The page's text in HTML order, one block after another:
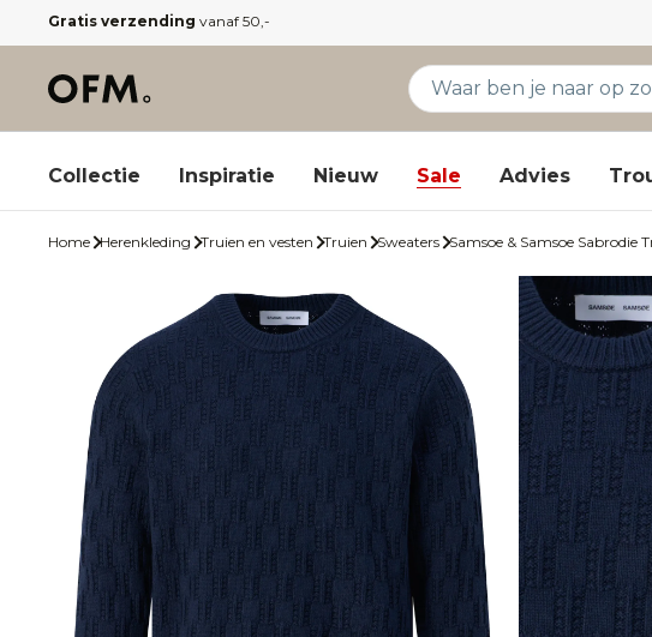
Gratis verzending vanaf 50,-
Collectie Inspiratie Nieuw Sale Advies
Home Herenkleding Truien en vesten Truien Sweaters Samsoe & Samsoe Sabrodie